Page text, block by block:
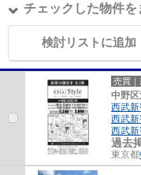
チェックした物件を
検討リストに追加
売買｜
中野
西武新
西武新
西武新
過去
東京都